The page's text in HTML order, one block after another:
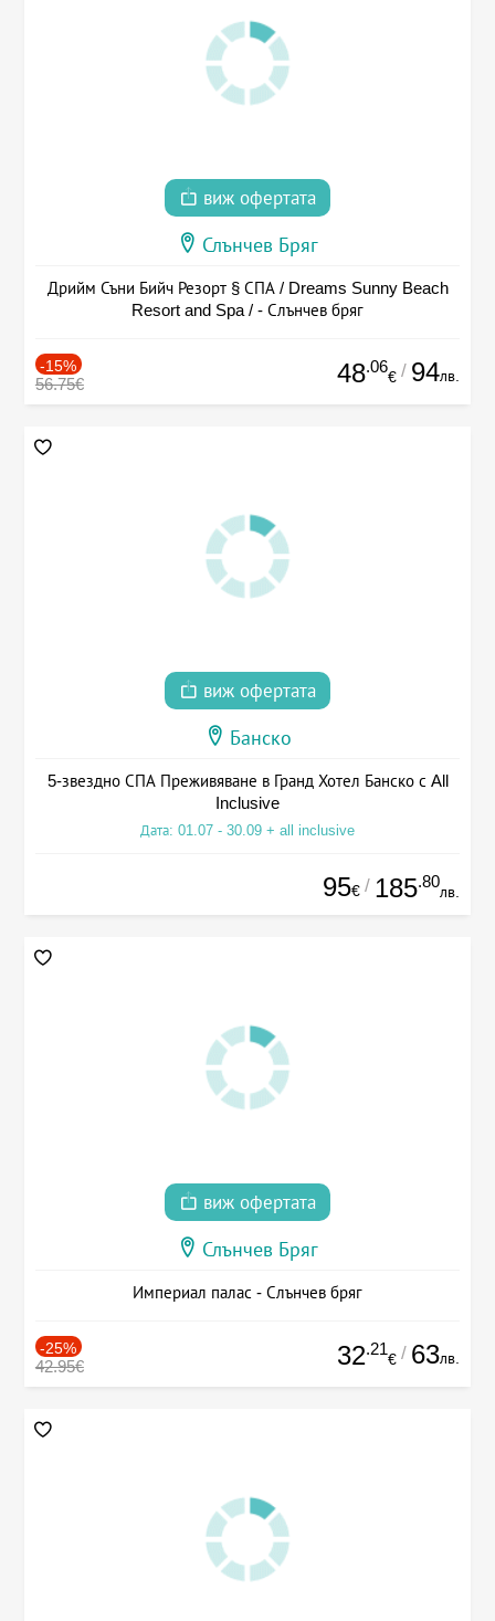
виж офертата
Слънчев Бряг
Дрийм Съни Бийч Резорт § СПА / Dreams Sunny Beach
Resort and Spa / - Слънчев бряг
-15%
56.75€ 48.06
€ / 94лв.
виж офертата
Банско
5-звездно СПА Преживяване в Гранд Хотел Банско с All
Inclusive
Дата: 01.07 - 30.09 + all inclusive
95€ / 185.80
лв.
виж офертата
Слънчев Бряг
Империал палас - Слънчев бряг
-25%
42.95€ 32.21
€ / 63лв.